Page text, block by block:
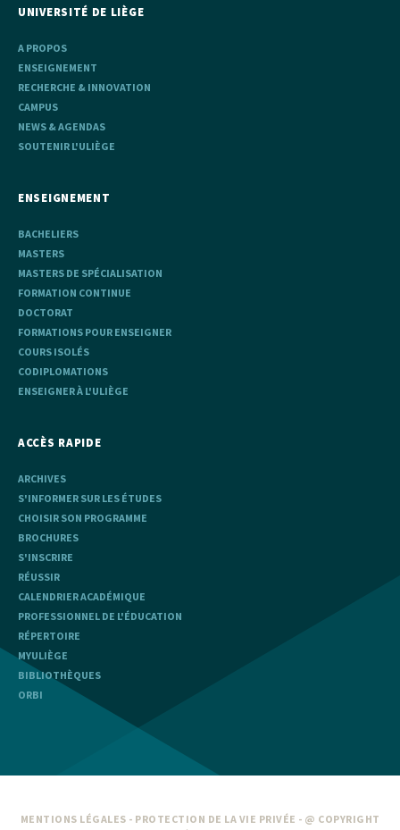
UNIVERSITÉ DE LIÈGE
A PROPOS
ENSEIGNEMENT
RECHERCHE & INNOVATION
CAMPUS
NEWS & AGENDAS
SOUTENIR L'ULIÈGE
ENSEIGNEMENT
BACHELIERS
MASTERS
MASTERS DE SPÉCIALISATION
FORMATION CONTINUE
DOCTORAT
FORMATIONS POUR ENSEIGNER
COURS ISOLÉS
CODIPLOMATIONS
ENSEIGNER À L'ULIÈGE
ACCÈS RAPIDE
ARCHIVES
S'INFORMER SUR LES ÉTUDES
CHOISIR SON PROGRAMME
BROCHURES
S'INSCRIRE
RÉUSSIR
CALENDRIER ACADÉMIQUE
PROFESSIONNEL DE L'ÉDUCATION
RÉPERTOIRE
MYULIÈGE
BIBLIOTHÈQUES
ORBI
MENTIONS LÉGALES - PROTECTION DE LA VIE PRIVÉE - @ COPYRIGHT